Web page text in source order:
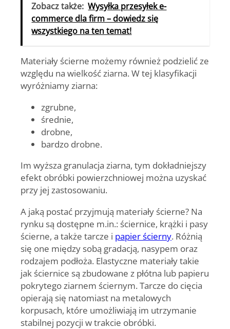
Zobacz także: Wysyłka przesyłek e-
commerce dla firm – dowiedz się
wszystkiego na ten temat!
Materiały ścierne możemy również podzielić ze
względu na wielkość ziarna. W tej klasyfikacji
wyróżniamy ziarna:
zgrubne,
średnie,
drobne,
bardzo drobne.
Im wyższa granulacja ziarna, tym dokładniejszy
efekt obróbki powierzchniowej można uzyskać
przy jej zastosowaniu.
A jaką postać przyjmują materiały ścierne? Na
rynku są dostępne m.in.: ściernice, krążki i pasy
ścierne, a także tarcze i papier ścierny. Różnią
się one między sobą gradacją, nasypem oraz
rodzajem podłoża. Elastyczne materiały takie
jak ściernice są zbudowane z płótna lub papieru
pokrytego ziarnem ściernym. Tarcze do cięcia
opierają się natomiast na metalowych
korpusach, które umożliwiają im utrzymanie
stabilnej pozycji w trakcie obróbki.